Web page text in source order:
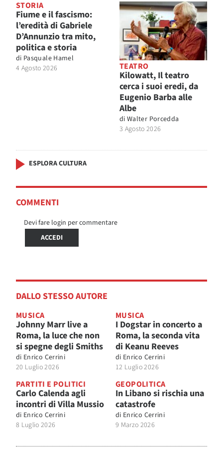
STORIA
Fiume e il fascismo:
l’eredità di Gabriele
D’Annunzio tra mito,
politica e storia
di Pasquale Hamel
4 Agosto 2026
TEATRO
Kilowatt, Il teatro
cerca i suoi eredi, da
Eugenio Barba alle
Albe
di Walter Porcedda
3 Agosto 2026
ESPLORA CULTURA
COMMENTI
Devi fare login per commentare
ACCEDI
DALLO STESSO AUTORE
MUSICA
Johnny Marr live a
Roma, la luce che non
si spegne degli Smiths
di Enrico Cerrini
20 Luglio 2026
MUSICA
I Dogstar in concerto a
Roma, la seconda vita
di Keanu Reeves
di Enrico Cerrini
12 Luglio 2026
PARTITI E POLITICI
Carlo Calenda agli
incontri di Villa Mussio
di Enrico Cerrini
8 Luglio 2026
GEOPOLITICA
In Libano si rischia una
catastrofe
di Enrico Cerrini
9 Marzo 2026